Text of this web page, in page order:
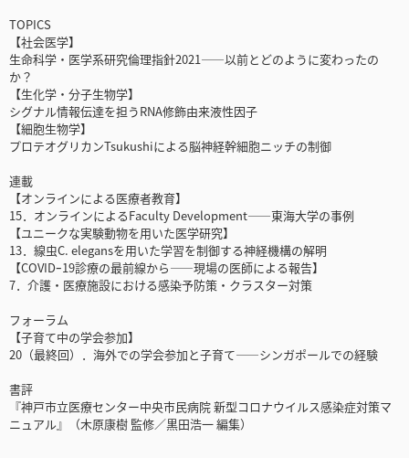
TOPICS
【社会医学】
生命科学・医学系研究倫理指針2021――以前とどのように変わったの
か？
【生化学・分子生物学】
シグナル情報伝達を担うRNA修飾由来液性因子
【細胞生物学】
プロテオグリカンTsukushiによる脳神経幹細胞ニッチの制御
連載
【オンラインによる医療者教育】
15．オンラインによるFaculty Development――東海大学の事例
【ユニークな実験動物を用いた医学研究】
13．線虫C. elegansを用いた学習を制御する神経機構の解明
【COVIDｰ19診療の最前線から――現場の医師による報告】
7．介護・医療施設における感染予防策・クラスター対策
フォーラム
【子育て中の学会参加】
20（最終回）．海外での学会参加と子育て――シンガポールでの経験
書評
『神戸市立医療センター中央市民病院 新型コロナウイルス感染症対策マ
ニュアル』（木原康樹 監修／黒田浩一 編集）